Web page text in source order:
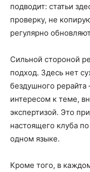
подводит: статьи
проверку, не
регулярно
Сильной стороной
подход. Здесь нет
бездушного
интересом к теме,
экспертизой. Это
настоящего клуба
одном языке.
Кроме того, в